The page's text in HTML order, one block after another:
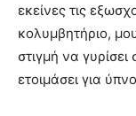
εκείνες τις
κολυμβητήριο,
στιγμή να
ετοιμάσει για